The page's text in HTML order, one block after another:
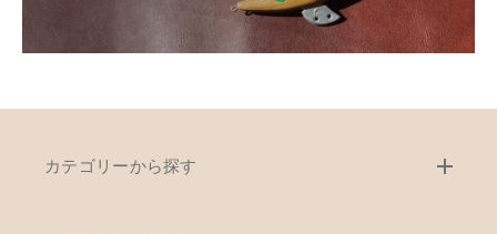
カテゴリーから探す